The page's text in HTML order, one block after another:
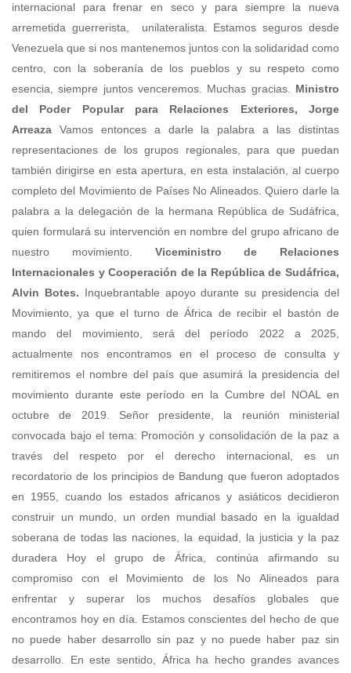
Ministro
del Poder Popular para Relaciones Exteriores, Jorge
Arreaza Vamos entonces a darle la palabra a las distintas
representaciones de los grupos regionales, para que puedan
también dirigirse en esta apertura, en esta instalación, al cuerpo
completo del Movimiento de Países No Alineados. Quiero darle la
palabra a la delegación de la hermana República de Sudáfrica,
quien formulará su intervención en nombre del grupo africano de
nuestro movimiento. Viceministro de Relaciones
Internacionales y Cooperación de la República de Sudáfrica,
Alvin Botes. Inquebrantable apoyo durante su presidencia del
Movimiento, ya que el turno de África de recibir el bastón de
mando del movimiento, será del período 2022 a 2025,
actualmente nos encontramos en el proceso de consulta y
remitiremos el nombre del país que asumirá la presidencia del
movimiento durante este período en la Cumbre del NOAL en
octubre de 2019. Señor presidente, la reunión ministerial
convocada bajo el tema: Promoción y consolidación de la paz a
través del respeto por el derecho internacional, es un
recordatorio de los principios de Bandung que fueron adoptados
en 1955, cuando los estados africanos y asiáticos decidieron
construir un mundo, un orden mundial basado en la igualdad
soberana de todas las naciones, la equidad, la justicia y la paz
duradera Hoy el grupo de África, continúa afirmando su
compromiso con el Movimiento de los No Alineados para
enfrentar y superar los muchos desafíos globales que
encontramos hoy en día. Estamos conscientes del hecho de que
no puede haber desarrollo sin paz y no puede haber paz sin
desarrollo. En este sentido, África ha hecho grandes avances